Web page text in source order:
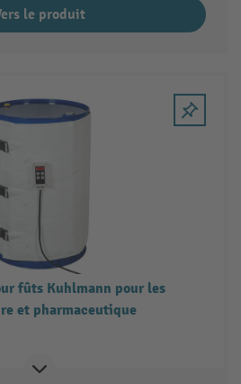
le produit
fûts Kuhlmann pour les
et pharmaceutique